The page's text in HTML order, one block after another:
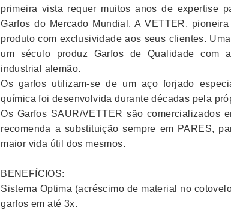
primeira vista requer muitos anos de expertise
Garfos do Mercado Mundial. A VETTER,
produto com exclusividade aos seus clientes.
um século produz Garfos de Qualidade com
industrial alemão.
Os garfos utilizam-se de um aço forjado
química foi desenvolvida durante décadas pela
Os Garfos SAUR/VETTER são comercializados
recomenda a substituição sempre em PARES,
maior vida útil dos mesmos.
BENEFÍCIOS:
Sistema Optima (acréscimo de material no
garfos em até 3x.